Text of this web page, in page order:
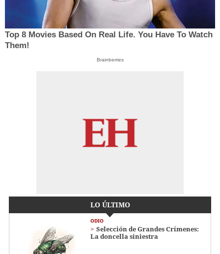
Top 8 Movies Based On Real Life. You Have To Watch
Them!
Brainberries
LO ÚLTIMO
ODIO
Selección de Grandes Crímenes:
La doncella siniestra